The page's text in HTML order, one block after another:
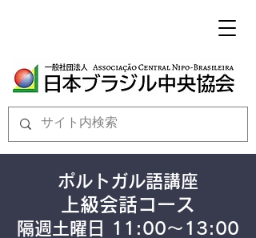
ポルトガル語講座​
上級会話コース
隔週土曜日 11:00～13:00